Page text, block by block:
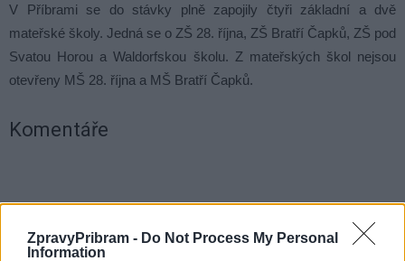
ZpravyPribram - Do Not Process My Personal
Information
V Příbrami se do stávky plně zapojily čtyři základní a dvě
mateřské školy. Jedná se o ZŠ 28. října, ZŠ Bratří Čapků, ZŠ pod
Svatou Horou a Waldorfskou školu. Z mateřských škol nejsou
otevřeny MŠ 28. října a MŠ Bratří Čapků.
Komentáře
Středočeský kraj
vláda